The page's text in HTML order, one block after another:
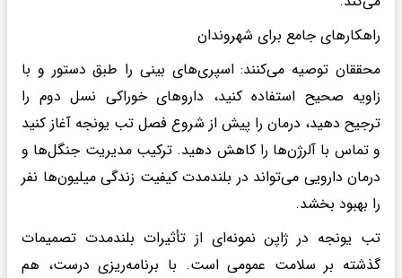
راهکارهای جامع برای شهروندان
محققان توصیه می‌کنند: اسپری‌های بینی را طبق دستور و با
زاویه صحیح استفاده کنید، داروهای خوراکی نسل دوم را
ترجیح دهید، درمان را پیش از شروع فصل تب یونجه آغاز کنید
و تماس با آلرژن‌ها را کاهش دهید. ترکیب مدیریت جنگل‌ها و
درمان دارویی می‌تواند در بلندمدت کیفیت زندگی میلیون‌ها نفر
را بهبود بخشد.
تب یونجه در ژاپن نمونه‌ای از تأثیرات بلندمدت تصمیمات
گذشته بر سلامت عمومی است. با برنامه‌ریزی درست، هم